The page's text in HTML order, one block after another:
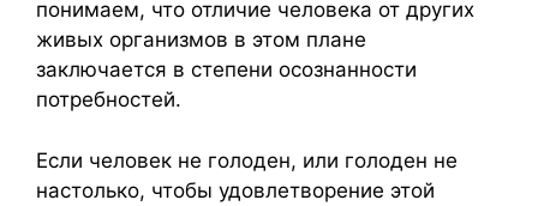
понимаем, что отличие человека от других
живых организмов в этом плане
заключается в степени осознанности
потребностей.
Если человек не голоден, или голоден не
настолько, чтобы удовлетворение этой